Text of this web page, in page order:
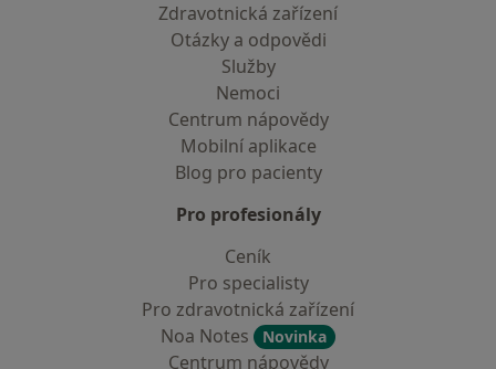
Zdravotnická zařízení
Otázky a odpovědi
Služby
Nemoci
Centrum nápovědy
Mobilní aplikace
Blog pro pacienty
Pro profesionály
Ceník
Pro specialisty
Pro zdravotnická zařízení
Noa Notes
Novinka
Centrum nápovědy